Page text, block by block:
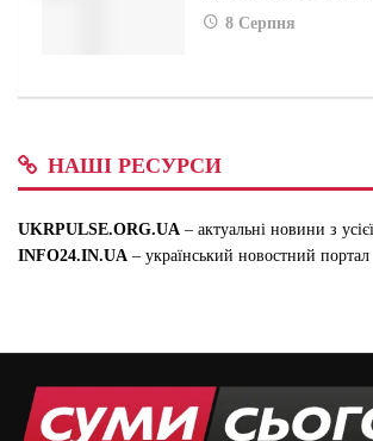
8 Серпня
НАШІ РЕСУРСИ
UKRPULSE.ORG.UA – актуальні новини з
INFO24.IN.UA – український новостний портал